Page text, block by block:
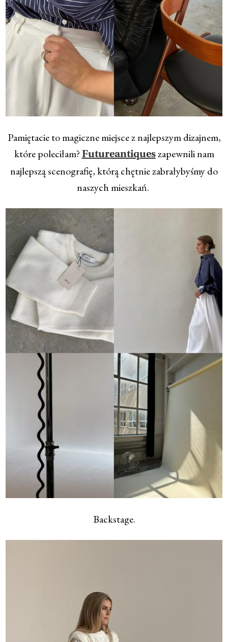
Pamiętacie to magiczne miejsce z najlepszym dizajnem,
które poleciłam? Futureantiqueszapewnili nam
najlepszą scenografię, którą chętnie zabrałybyśmy do
naszych mieszkań.
Backstage.